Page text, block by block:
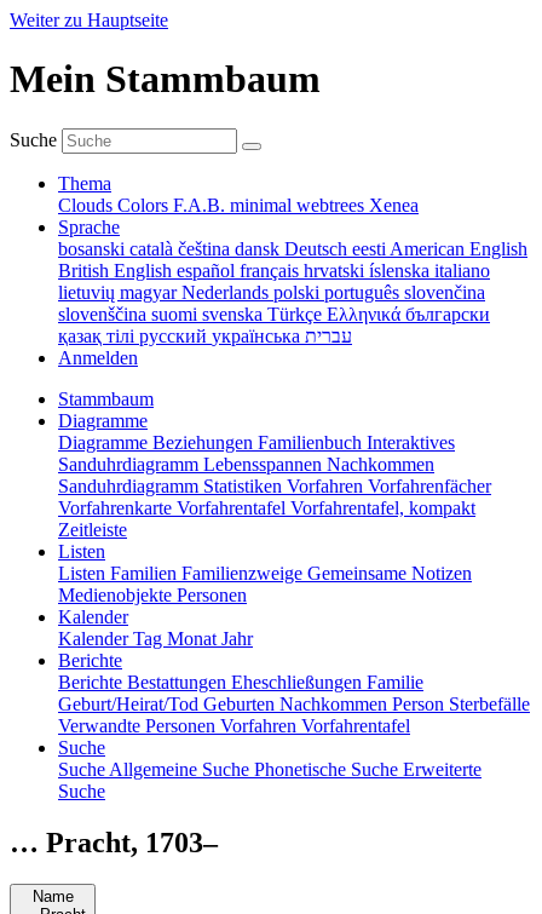
Weiter zu Hauptseite
Mein Stammbaum
Suche
Thema
Clouds Colors F.A.B. minimal webtrees Xenea
Sprache
bosanski català čeština dansk Deutsch eesti American English
British English español français hrvatski íslenska italiano
lietuvių magyarNederlands polski português slovenčina
slovenščina suomi svenska Türkçe Ελληνικά български
қазақ тілі русский українська עברית
Anmelden
Stammbaum
Diagramme
Diagramme Beziehungen Familienbuch Interaktives
Sanduhrdiagramm Lebensspannen Nachkommen
Sanduhrdiagramm Statistiken Vorfahren Vorfahrenfächer
Vorfahrenkarte Vorfahrentafel Vorfahrentafel, kompakt
Zeitleiste
Listen
Listen Familien Familienzweige Gemeinsame Notizen
Medienobjekte Personen
Kalender
KalenderTag Monat Jahr
Berichte
Berichte Bestattungen Eheschließungen Familie
Geburt/Heirat/Tod Geburten Nachkommen Person Sterbefälle
Verwandte Personen Vorfahren Vorfahrentafel
Suche
Suche Allgemeine Suche Phonetische Suche Erweiterte
Suche
… Pracht, 1703–
Name